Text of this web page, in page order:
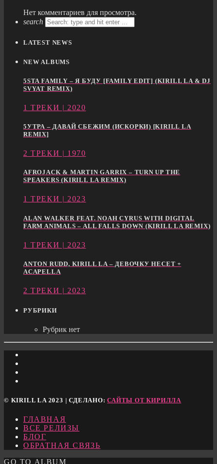
Нет комментариев для просмотра.
search
LATEST NEWS
NEW ALBUMS
5STA FAMILY – Я БУДУ [FAMILY EDIT] (KIRILL LA & DJ
SVYAT REMIX)
1 ТРЕКИ | 2020
5УТРА – ДАВАЙ СБЕЖИМ (ИСКОРКИ) [KIRILL LA
REMIX]
2 ТРЕКИ | 1970
AFROJACK & MARTIN GARRIX – TURN UP THE
SPEAKERS (KIRILL LA REMIX)
1 ТРЕКИ | 2023
ALAN WALKER FEAT. NOAH CYRUS WITH DIGITAL
FARM ANIMALS – ALL FALLS DOWN (KIRILL LA REMIX)
1 ТРЕКИ | 2023
ANTON RUDD, KIRILL LA – ДЕВОЧКУ НЕСЕТ +
ACAPELLA
2 ТРЕКИ | 2023
РУБРИКИ
Рубрик нет
© KIRILL LA 2023 | СДЕЛАНО:САЙТЫ ОТ КИРИЛЛА
ГЛАВНАЯ
ВСЕ РЕЛИЗЫ
БЛОГ
ОБРАТНАЯ СВЯЗЬ
GO TO ALBUM